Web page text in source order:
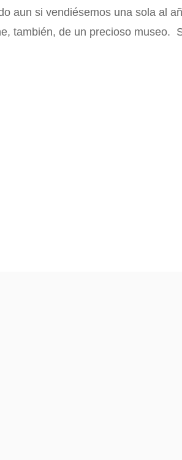
aun si vendiésemos una sola al
también, de un precioso